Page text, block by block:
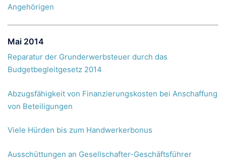
Angehörigen
Mai 2014
Reparatur der Grunderwerbsteuer durch das
Budgetbegleitgesetz 2014
Abzugsfähigkeit von Finanzierungskosten bei Anschaffung
von Beteiligungen
Viele Hürden bis zum Handwerkerbonus
Ausschüttungen an Gesellschafter-Geschäftsführer